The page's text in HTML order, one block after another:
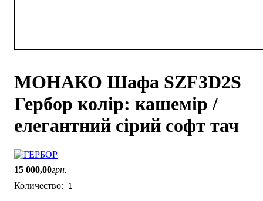
МОНАКО Шафа SZF3D2S
Гербор колір: кашемір /
елегантний сірий софт тач
15 000,00грн.